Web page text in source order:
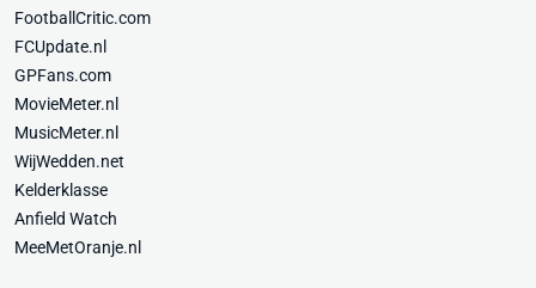
FootballCritic.com
FCUpdate.nl
GPFans.com
MovieMeter.nl
MusicMeter.nl
WijWedden.net
Kelderklasse
Anfield Watch
MeeMetOranje.nl